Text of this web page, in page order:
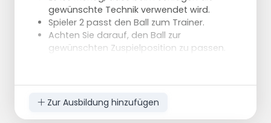
gewünschte Technik verwendet wird.
Spieler 2 passt den Ball zum Trainer.
Achten Sie darauf, den Ball zur
gewünschten Zuspielposition zu passen.
(beginnend mit einem 1-Meter-Zuspiel, das
einen Höhepunkt enthält).
Spieler 2 kommt in Position für den Angriff
Zur Ausbildung hinzufügen